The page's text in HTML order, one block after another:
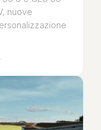
nuove